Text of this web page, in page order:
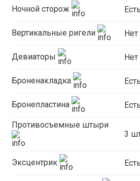
Ночной сторож Есть
Вертикальные ригели Нет
Девиаторы Нет
Броненакладка
Бронепластина Есть
Противосъемные штыри
3
Эксцентрик Есть